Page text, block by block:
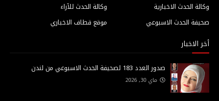
وكالة الحدث للآراء
وكالة الحدث الاخبارية
موقع قطاف الاخباري
صحيفة الحدث الاسبوعي
أخر الاخبار
صدور العدد 183 لصحيفة الحدث الاسبوعي من لندن
ماي 30, 2026